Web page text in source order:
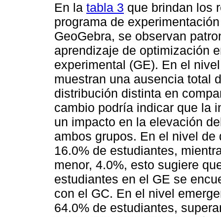
En la tabla 3 que brindan los
programa de
GeoGebra, se observan
aprendizaje de optimización
experimental (GE). En el
muestran una ausencia total
distribución distinta en
cambio podría indicar que la
un impacto en la elevación
ambos grupos. En el nivel
16.0% de estudiantes,
menor, 4.0%, esto sugiere
estudiantes en el GE se
con el GC. En el nivel
64.0% de estudiantes,